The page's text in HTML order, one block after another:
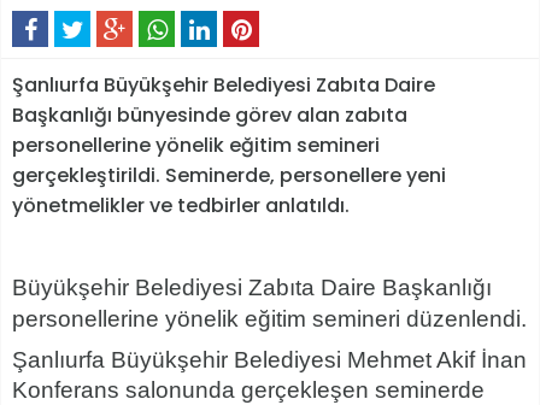
Şanlıurfa Büyükşehir Belediyesi Zabıta Daire
Başkanlığı bünyesinde görev alan zabıta
personellerine yönelik eğitim semineri
gerçekleştirildi. Seminerde, personellere yeni
yönetmelikler ve tedbirler anlatıldı.
Büyükşehir Belediyesi Zabıta Daire Başkanlığı
personellerine yönelik eğitim semineri düzenlendi.
Şanlıurfa Büyükşehir Belediyesi Mehmet Akif İnan
Konferans salonunda gerçekleşen seminerde